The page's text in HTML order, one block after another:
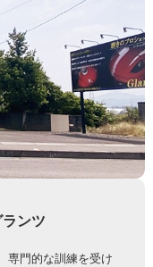
ンツ
専門的な訓練を受け